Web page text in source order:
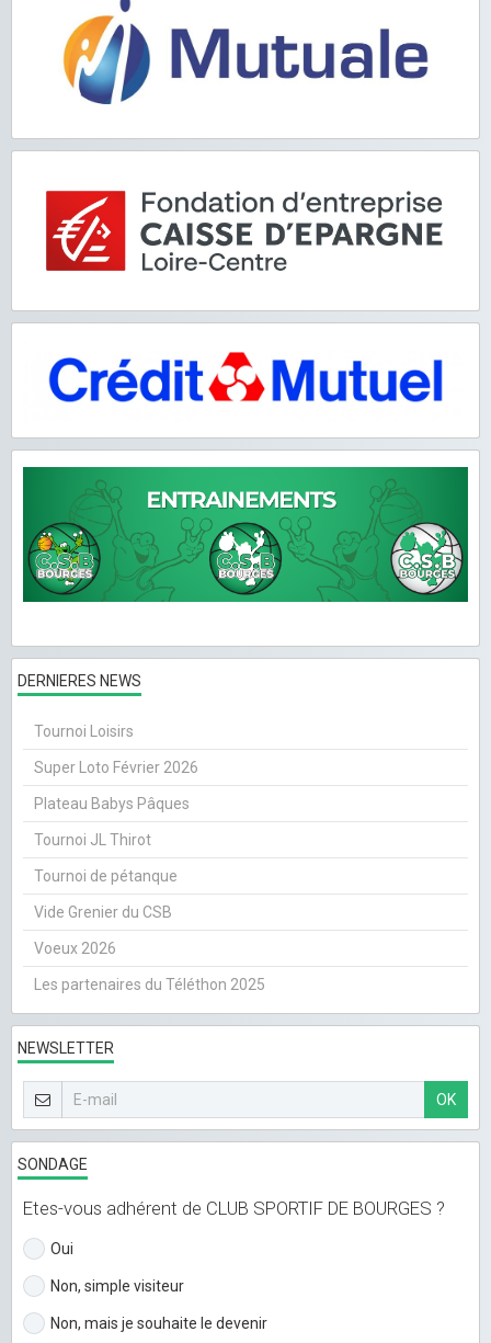
DERNIERES NEWS
Tournoi Loisirs
Super Loto Février 2026
Plateau Babys Pâques
Tournoi JL Thirot
Tournoi de pétanque
Vide Grenier du CSB
Voeux 2026
Les partenaires du Téléthon 2025
NEWSLETTER
OK
SONDAGE
Etes-vous adhérent de CLUB SPORTIF DE BOURGES ?
Oui
Non, simple visiteur
Non, mais je souhaite le devenir